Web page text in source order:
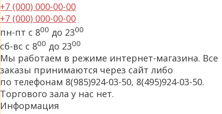
+7 (000) 000-00-00
+7 (000) 000-00-00
пн-пт с 800 до 2300
сб-вс с 800 до 2300
Мы работаем в режиме интернет-магазина. Все
заказы принимаются через сайт либо
по телефонам 8(985)924-03-50, 8(495)924-03-50.
Торгового зала у нас нет.
Информация